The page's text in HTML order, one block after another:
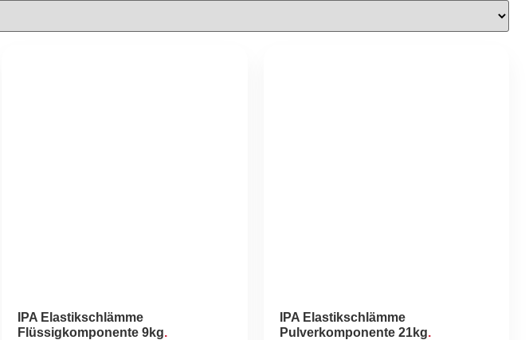
IPA Elastikschlämme
Flüssigkomponente 9kg
IPA Elastikschlämme
Pulverkomponente 21kg